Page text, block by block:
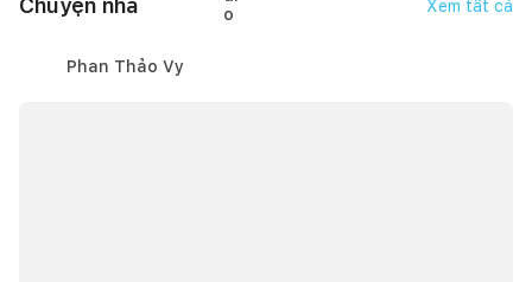
Chuyện nhà Xem tất cả
Phan Thảo Vy